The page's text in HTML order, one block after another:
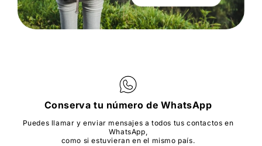
Conserva tu número de WhatsApp
Puedes llamar y enviar mensajes a todos tus contactos en
WhatsApp,
como si estuvieran en el mismo país.